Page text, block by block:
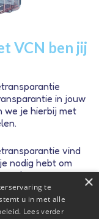
VCN ben jij
in jouw
we je hierbij met
vind
nodig hebt om
tools en
en voorbeeld
hebt om jouw
×
te
u in met alle
Lees verder